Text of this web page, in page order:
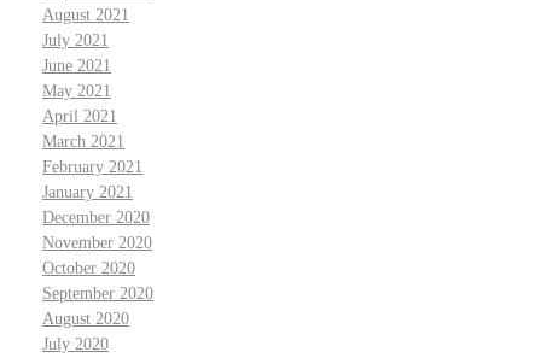
August 2021
July 2021
June 2021
May 2021
April 2021
March 2021
February 2021
January 2021
December 2020
November 2020
October 2020
September 2020
August 2020
July 2020